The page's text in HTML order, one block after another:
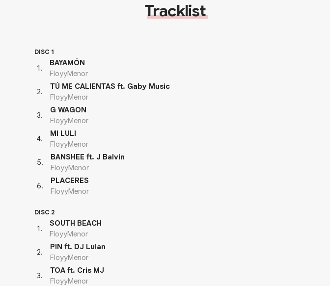
Tracklist
DISC 1
1.
BAYAMÓN
FloyyMenor
2.
TÚ ME CALIENTAS ft. Gaby Music
FloyyMenor
3.
G WAGON
FloyyMenor
4.
MI LULI
FloyyMenor
5.
BANSHEE ft. J Balvin
FloyyMenor
6.
PLACERES
FloyyMenor
DISC 2
1.
SOUTH BEACH
FloyyMenor
2.
PIN ft. DJ Luian
FloyyMenor
3.
TOA ft. Cris MJ
FloyyMenor